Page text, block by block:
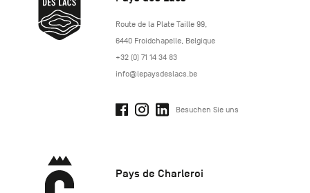
http://www.lepaysdeslacs.be/
Route de la Plate Taille 99,
6440 Froidchapelle, Belgique
+32 (0) 71 14 34 83
info@lepaysdeslacs.be
Besuchen Sie uns
Pays de Charleroi